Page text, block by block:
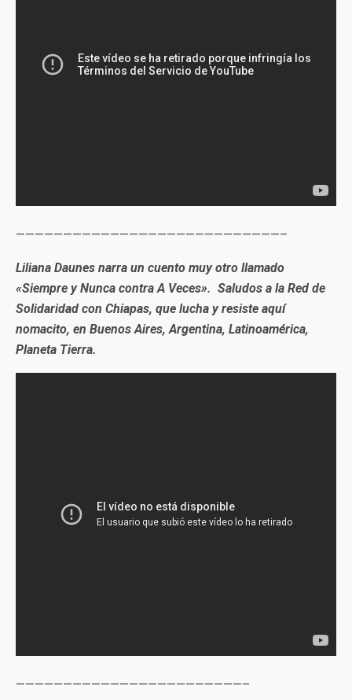
————————————————————————————–
Liliana Daunes narra un cuento muy otro llamado
«Siempre y Nunca contra A Veces». Saludos a la Red de
Solidaridad con Chiapas, que lucha y resiste aquí
nomacito, en Buenos Aires, Argentina, Latinoamérica,
Planeta Tierra.
————————————————————————–